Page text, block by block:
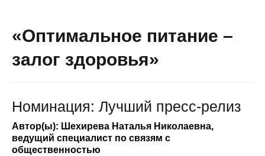
«Оптимальное питание –
залог здоровья»
Номинация: Лучший пресс-релиз
Автор(ы): Шехирева Наталья Николаевна,
ведущий специалист по связям с
общественностью